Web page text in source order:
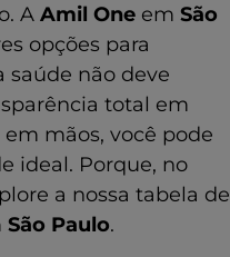
AAmil One emSão
opções para
saúde não deve
total em
em mãos, você pode
ideal. Porque, no
a nossa tabela de
São Paulo.